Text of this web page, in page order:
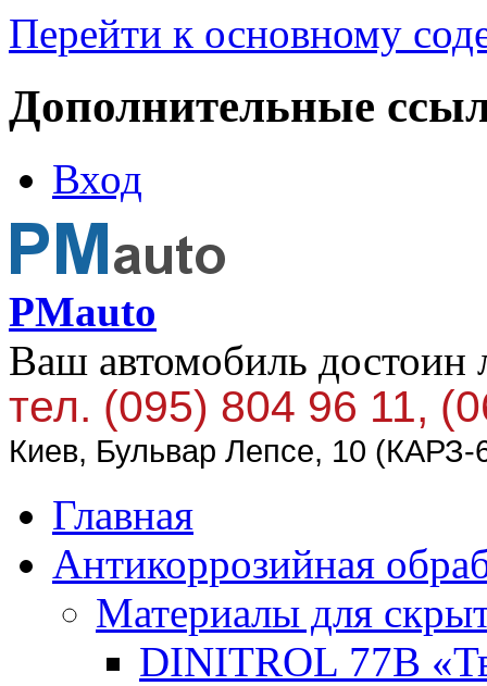
Перейти к основному
Дополнительные
Вход
PMauto
Ваш автомобиль достоин
тел. (095) 804 96 11,
Киев, Бульвар Лепсе, 10 (КАРЗ-
Главная
Антикоррозийная
Материалы для
DINITROL 77В